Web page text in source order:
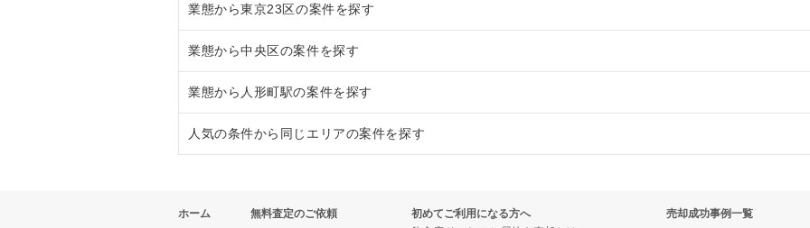
業態から東京23区の案件を探す
東京23区のラーメンの居抜き売却物件の案件一覧
東京23区のフランス料理の居抜き売却物件の案件一覧
東京23区のイタリア料理の居抜き売却物件の案件一覧
東京23区のそば・うどんの居抜き売却物件の案件一覧
業態から中央区の案件を探す
中央区のラーメンの居抜き売却物件の案件一覧
中央区のフランス料理の居抜き売却物件の案件一覧
中央区の中華の居抜き売却物件の案件一覧
業態から人形町駅の案件を探す
人形町駅のラーメンの居抜き売却物件の案件一覧
人形町駅のイタリア料理の居抜き売却物件の案件一覧
人気の条件から同じエリアの案件を探す
中央区の1階の飲食店の居抜き売却物件の案件一覧
ホーム 無料査定のご依頼
初めてご利用になる方へ
売却成功事例一覧